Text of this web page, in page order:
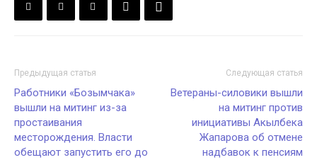
Предыдущая статья
Работники «Бозымчака»
вышли на митинг из-за
простаивания
месторождения. Власти
обещают запустить его до
Следующая статья
Ветераны-силовики вышли
на митинг против
инициативы Акылбека
Жапарова об отмене
надбавок к пенсиям